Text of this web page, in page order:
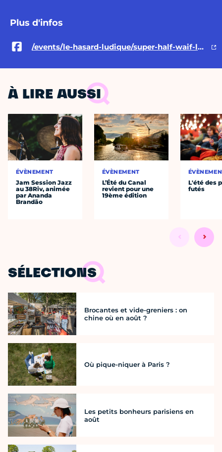
Plus d'infos
/events/le-hasard-ludique/super-half-waif-le-5-mars-2022-au-hasard-ludique/1010141883173771/
À LIRE AUSSI
ÉVÈNEMENT
Jam Session Jazz
au 38Riv, animée
par Ananda
Brandão
ÉVÈNEMENT
L’Été du Canal
revient pour une
19ème édition
L'été des
futés
SÉLECTIONS
Brocantes et vide-greniers : on
chine où en août ?
Où pique-niquer à Paris ?
Les petits bonheurs parisiens en
août